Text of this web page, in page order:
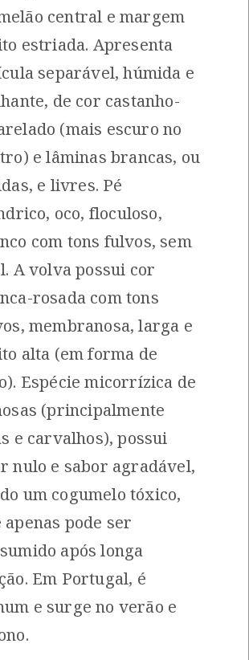
2
Aranha-caranguejo-de-
tubérculos
[Comum]
Última observação por:
Carina Parente
Hylotrupes bajulus
Hylotrupes bajulus
Última observação por:
central e margem
estriada. Apresenta
separável, húmida e
de cor castanho-
(mais escuro no
e lâminas brancas, ou
e livres. Pé
oco, floculoso,
com tons fulvos, sem
A volva possui cor
rosada com tons
membranosa, larga e
alta (em forma de
Espécie micorrízica de
(principalmente
e carvalhos), possui
nulo e sabor agradável,
um cogumelo tóxico,
apenas pode ser
após longa
Em Portugal, é
e surge no verão e